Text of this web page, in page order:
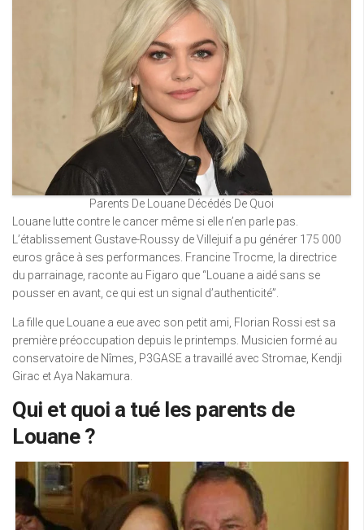
Parents De Louane Décédés De Quoi
Louane lutte contre le cancer même si elle n’en parle pas.
L’établissement Gustave-Roussy de Villejuif a pu générer 175 000
euros grâce à ses performances. Francine Trocme, la directrice
du parrainage, raconte au Figaro que “Louane a aidé sans se
pousser en avant, ce qui est un signal d’authenticité”.
La fille que Louane a eue avec son petit ami, Florian Rossi est sa
première préoccupation depuis le printemps. Musicien formé au
conservatoire de Nîmes, P3GASE a travaillé avec Stromae, Kendji
Girac et Aya Nakamura.
Qui et quoi a tué les parents de
Louane ?